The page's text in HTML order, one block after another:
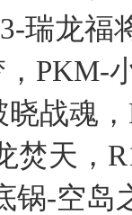
瑞龙福
PKM-
晓战魂
焚天，
锅-空岛